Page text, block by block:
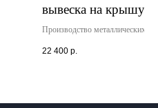
вывеска на крышу
магазина
Производство металлических
Монтаж произведен на крыше
22 400 р.